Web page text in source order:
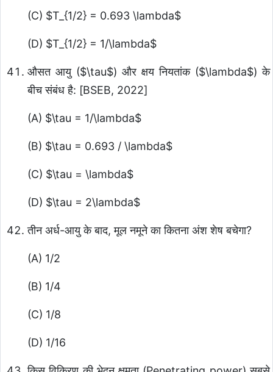
(C) $T_{1/2} = 0.693 \lambda$
(D) $T_{1/2} = 1/\lambda$
औसत आयु ($\tau$) और क्षय नियतांक ($\lambda$) के
बीच संबंध है: [BSEB, 2022]
(A) $\tau = 1/\lambda$
(B) $\tau = 0.693 / \lambda$
(C) $\tau = \lambda$
(D) $\tau = 2\lambda$
तीन अर्ध-आयु के बाद, मूल नमूने का कितना अंश शेष बचेगा?
(A) 1/2
(B) 1/4
(C) 1/8
(D) 1/16